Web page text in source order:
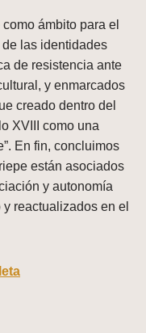
ámbito para el
las identidades
de resistencia ante
y enmarcados
creado dentro del
XVIII como una
En fin, concluimos
están asociados
y autonomía
reactualizados en el